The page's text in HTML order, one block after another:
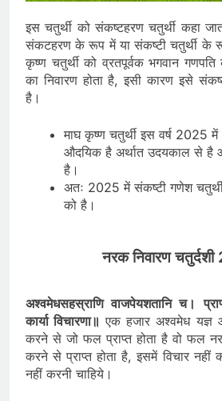
इस चतुर्थी को संकष्टहरण चतुर्थी कहा
संकटहरण के रूप में या संकष्टी चतुर्थी के
कृष्ण चतुर्थी को व्रतपूर्वक भगवान
का निवारण होता है, इसी कारण इसे
है।
माघ कृष्ण चतुर्थी इस वर्ष 2025
औदयिक है अर्थात उदयकाल से है
है।
अतः 2025 में संकष्टी गणेश
को है।
नरक निवारण
अश्वमेधसहस्राणि वाजपेयशतानि च।
कार्या विचारणा॥ एक हजार अश्वमेध यज्ञ
करने से जो फल प्राप्त होता है वो फल
करने से प्राप्त होता है, इसमें विचार नहीं
नहीं करनी चाहिये।